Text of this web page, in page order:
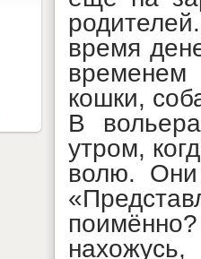
время
кошки,
В
утром,
волю.